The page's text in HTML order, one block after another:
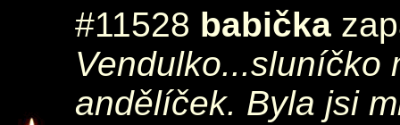
#11528 babička
Vendulko...sluníčko
andělíček. Byla jsi